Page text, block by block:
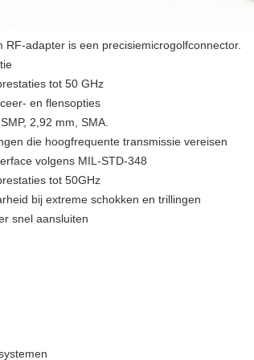
RF-adapter is een precisiemicrogolfconnector.
tot 50 GHz
en flensopties
2,92 mm, SMA.
die hoogfrequente transmissie vereisen
volgens MIL-STD-348
tot 50GHz
bij extreme schokken en trillingen
snel aansluiten